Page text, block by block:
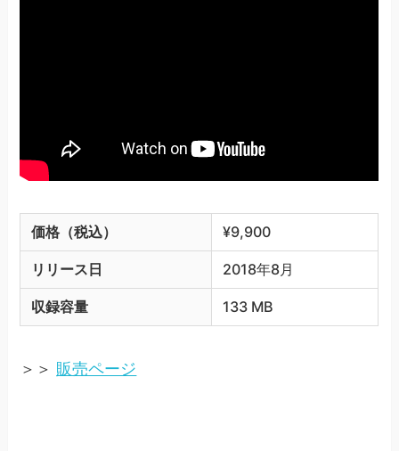
価格（税込） ¥9,900
リリース日 2018年8月
収録容量 133 MB
＞＞ 販売ページ